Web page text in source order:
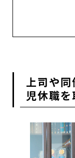
上司や
児休職